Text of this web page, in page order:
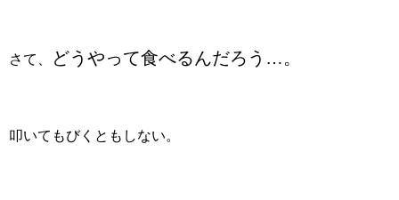
さて、 どうやって食べるんだろう…。
叩いてもびくともしない。